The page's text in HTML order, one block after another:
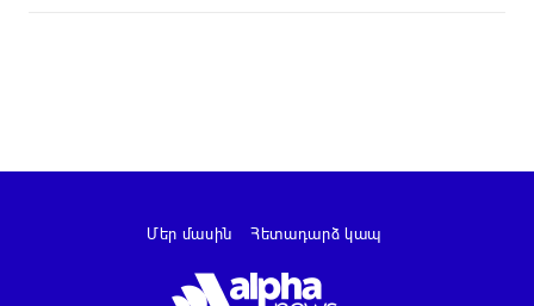
Մեր մասին Հետադարձ կապ